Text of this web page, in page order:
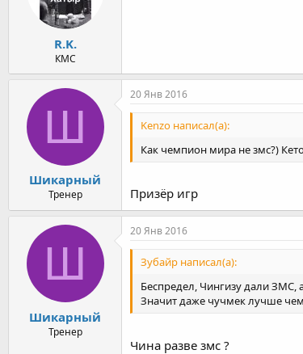
R.K.
КМС
Ш
Шикарный
Тренер
20 Янв 2016
Kenzo написал(а):
Как чемпион мира не змс?)
Призёр игр
Ш
Шикарный
Тренер
20 Янв 2016
Зубайр написал(а):
Беспредел, Чингизу дали ЗМС,
Значит даже чучмек лучше
Чина разве змс ?